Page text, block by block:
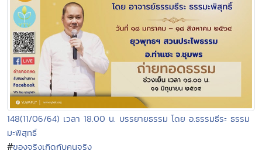
148(11/06/64) เวลา 18.00 น. บรรยายธรรม โดย อ.ธรรมธีระ ธรรม
มะพิสุทธิ์
#ของจริงเกิดกับคนจริง